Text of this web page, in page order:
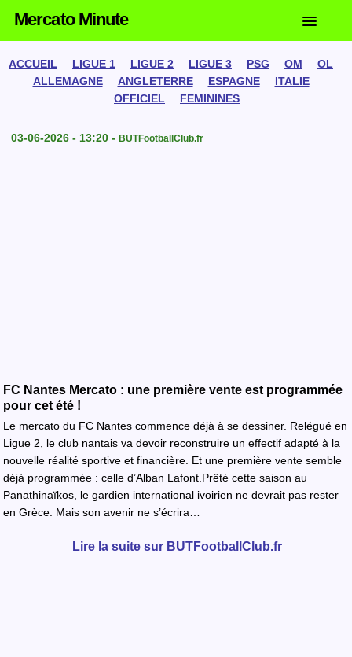
Mercato Minute
ACCUEIL LIGUE 1 LIGUE 2 LIGUE 3 PSG OM
OL
ALLEMAGNE
ANGLETERRE ESPAGNE
ITALIE
OFFICIEL
FEMININES
03-06-2026 - 13:20 - BUTFootballClub.fr
FC Nantes Mercato : une première vente est programmée
pour cet été !
Le mercato du FC Nantes commence déjà à se dessiner. Relégué en
Ligue 2, le club nantais va devoir reconstruire un effectif adapté à la
nouvelle réalité sportive et financière. Et une première vente semble
déjà programmée : celle d’Alban Lafont.Prêté cette saison au
Panathinaïkos, le gardien international ivoirien ne devrait pas rester
en Grèce. Mais son avenir ne s’écrira…
Lire la suite sur BUTFootballClub.fr